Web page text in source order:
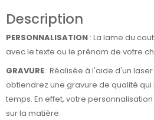
Description
PERSONNALISATION : La lame du
avec le texte ou le prénom de votre
GRAVURE : Réalisée à l'aide d'un
obtiendrez une gravure de qualité
temps. En effet, votre
sur la matière.